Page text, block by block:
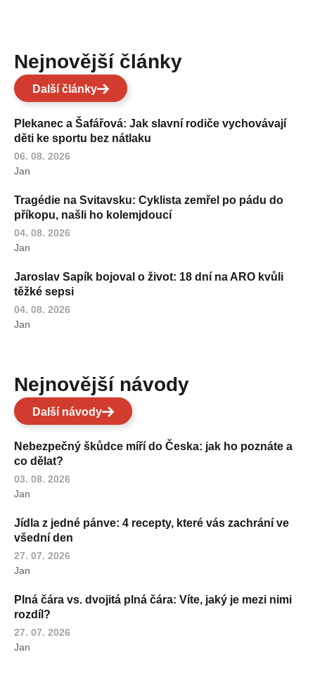
Nejnovější články
Další články
Plekanec a Šafářová: Jak slavní rodiče vychovávají
děti ke sportu bez nátlaku
06. 08. 2026
Jan
Tragédie na Svitavsku: Cyklista zemřel po pádu do
příkopu, našli ho kolemjdoucí
04. 08. 2026
Jan
Jaroslav Sapík bojoval o život: 18 dní na ARO kvůli
těžké sepsi
04. 08. 2026
Jan
Nejnovější návody
Další návody
Nebezpečný škůdce míří do Česka: jak ho poznáte a
co dělat?
03. 08. 2026
Jan
Jídla z jedné pánve: 4 recepty, které vás zachrání ve
všední den
27. 07. 2026
Jan
Plná čára vs. dvojitá plná čára: Víte, jaký je mezi nimi
rozdíl?
27. 07. 2026
Jan